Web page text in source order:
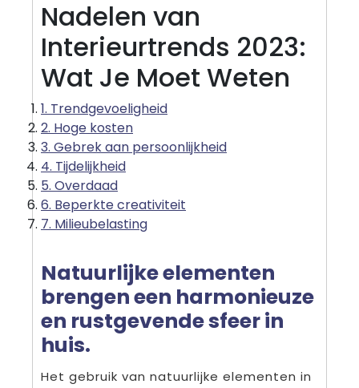
Nadelen van
Interieurtrends 2023:
Wat Je Moet Weten
1. Trendgevoeligheid
2. Hoge kosten
3. Gebrek aan persoonlijkheid
4. Tijdelijkheid
5. Overdaad
6. Beperkte creativiteit
7. Milieubelasting
Natuurlijke elementen
brengen een harmonieuze
en rustgevende sfeer in
huis.
Het gebruik van natuurlijke elementen in